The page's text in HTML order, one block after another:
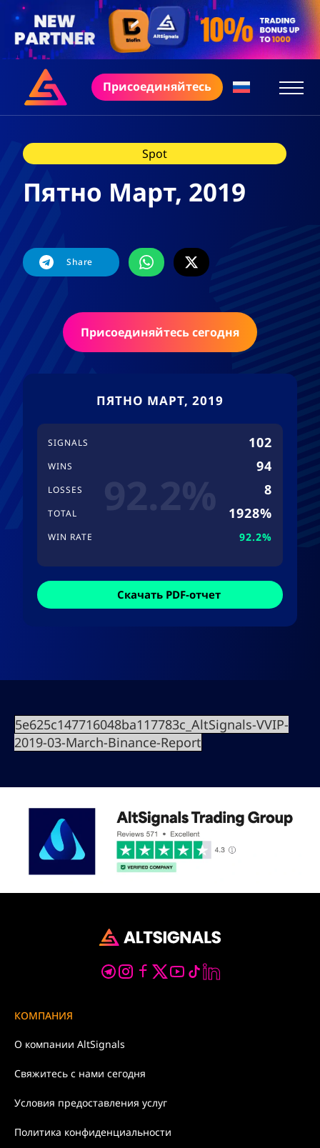
Присоединяйтесь
Spot
Пятно Март, 2019
Share
Присоединяйтесь сегодня
ПЯТНО МАРТ, 2019
SIGNALS 102
WINS 94
LOSSES 8
TOTAL 1928%
WIN RATE 92.2%
Скачать PDF-отчет
5e625c147716048ba117783c_AltSignals-VVIP-
2019-03-March-Binance-Report
КОМПАНИЯ
О компании AltSignals
Свяжитесь с нами сегодня
Условия предоставления услуг
Политика конфиденциальности